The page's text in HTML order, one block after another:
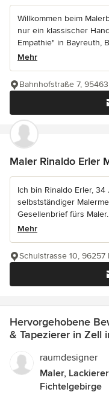
Willkommen beim
nur ein klassischer
Empathie" in Bayreuth,
Mehr
Bahnhofstraße 7,
Maler Rinaldo Erler
Ich bin Rinaldo Erler,
selbstständiger
Gesellenbrief fürs
Mehr
Schulstrasse 10, 96257
Hervorgehobene
& Tapezierer in Zell
raumdesigner
Maler,
Fichtelgebirge